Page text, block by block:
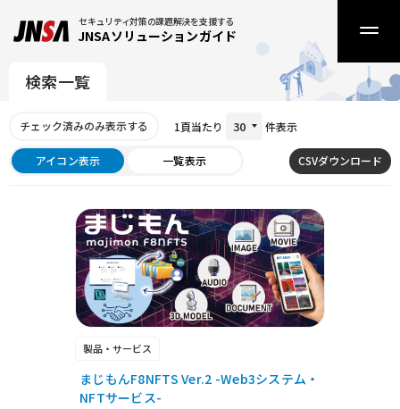
セキュリティ対策の課題解決を支援する
JNSAソリューションガイド
検索一覧
1頁当たり 30 件表示
アイコン表示 一覧表示
製品・サービス
まじもんF8NFTS Ver.2 -Web3システム・
NFTサービス-